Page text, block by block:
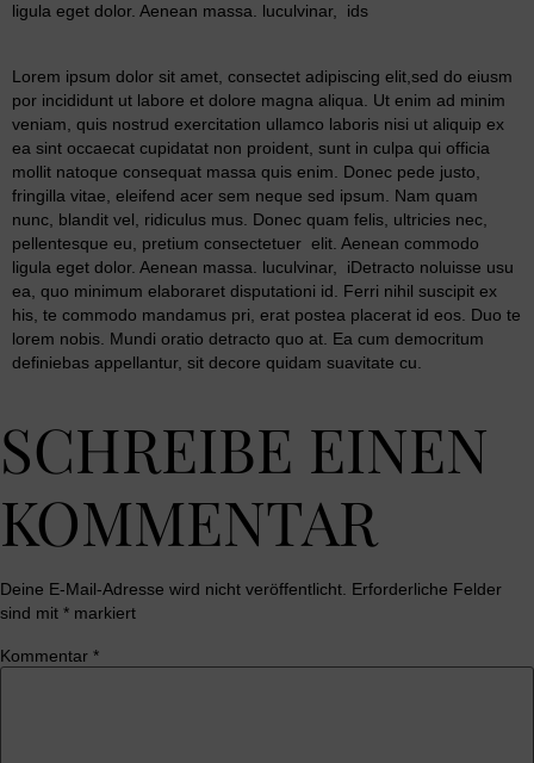
ligula eget dolor. Aenean massa. luculvinar, ids
Lorem ipsum dolor sit amet, consectet adipiscing elit,sed do eiusm
por incididunt ut labore et dolore magna aliqua. Ut enim ad minim
veniam, quis nostrud exercitation ullamco laboris nisi ut aliquip ex
ea sint occaecat cupidatat non proident, sunt in culpa qui officia
mollit natoque consequat massa quis enim. Donec pede justo,
fringilla vitae, eleifend acer sem neque sed ipsum. Nam quam
nunc, blandit vel, ridiculus mus. Donec quam felis, ultricies nec,
pellentesque eu, pretium consectetuer elit. Aenean commodo
ligula eget dolor. Aenean massa. luculvinar, iDetracto noluisse usu
ea, quo minimum elaboraret disputationi id. Ferri nihil suscipit ex
his, te commodo mandamus pri, erat postea placerat id eos. Duo te
lorem nobis. Mundi oratio detracto quo at. Ea cum democritum
definiebas appellantur, sit decore quidam suavitate cu.
SCHREIBE EINEN
KOMMENTAR
Deine E-Mail-Adresse wird nicht veröffentlicht. Erforderliche Felder
sind mit * markiert
Kommentar *